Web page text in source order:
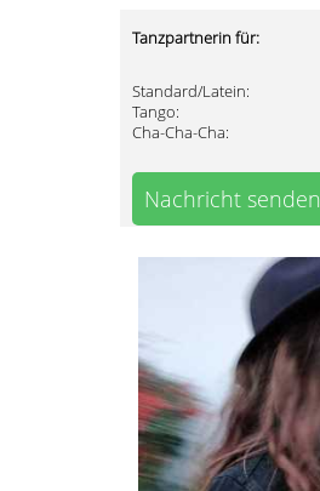
Tanzpartnerin für:
Standard/Latein:
Tango:
Cha-Cha-Cha:
Nachricht senden